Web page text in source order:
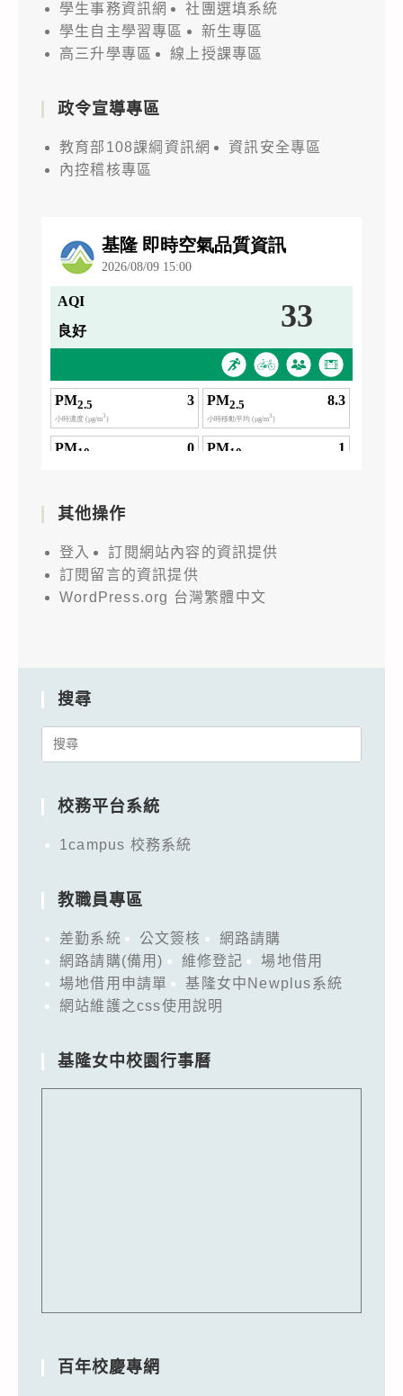
學生事務資訊網
社團選填系統
學生自主學習專區
新生專區
高三升學專區
線上授課專區
政令宣導專區
教育部108課綱資訊網
資訊安全專區
內控稽核專區
其他操作
登入
訂閱網站內容的資訊提供
訂閱留言的資訊提供
WordPress.org 台灣繁體中文
搜尋
Search
校務平台系統
1campus 校務系統
教職員專區
差勤系統 公文簽核
網路請購
網路請購(備用)
維修登記
場地借用
場地借用申請單
基隆女中Newplus系統
網站維護之css使用說明
基隆女中校園行事曆
百年校慶專網